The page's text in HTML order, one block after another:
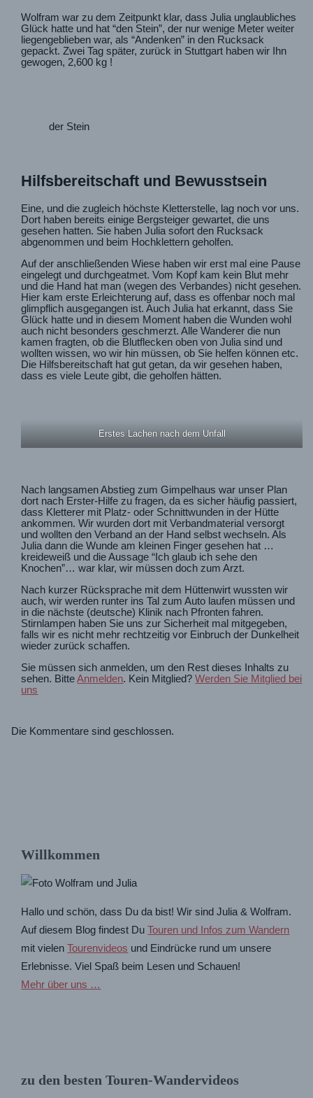
Willkommen
Hallo und schön, dass Du da bist! Wir sind Julia & Wolfram.
Auf diesem Blog findest DuTouren und Infos zum Wandern
mit vielenTourenvideos und Eindrücke rund um unsere
Erlebnisse. Viel Spaß beim Lesen und Schauen!
Mehr über uns …
zu den besten Touren-Wandervideos
Wolfram war zu dem Zeitpunkt klar, dass Julia unglaubliches
Glück hatte und hat “den Stein”, der nur wenige Meter weiter
liegengeblieben war, als “Andenken” in den Rucksack
gepackt. Zwei Tag später, zurück in Stuttgart haben wir Ihn
gewogen, 2,600 kg !
der Stein
Hilfsbereitschaft und Bewusstsein
Eine, und die zugleich höchste Kletterstelle, lag noch vor uns.
Dort haben bereits einige Bergsteiger gewartet, die uns
gesehen hatten. Sie haben Julia sofort den Rucksack
abgenommen und beim Hochklettern geholfen.
Auf der anschließenden Wiese haben wir erst mal eine Pause
eingelegt und durchgeatmet. Vom Kopf kam kein Blut mehr
und die Hand hat man (wegen des Verbandes) nicht gesehen.
Hier kam erste Erleichterung auf, dass es offenbar noch mal
glimpflich ausgegangen ist. Auch Julia hat erkannt, dass Sie
Glück hatte und in diesem Moment haben die Wunden wohl
auch nicht besonders geschmerzt. Alle Wanderer die nun
kamen fragten, ob die Blutflecken oben von Julia sind und
wollten wissen, wo wir hin müssen, ob Sie helfen können etc.
Die Hilfsbereitschaft hat gut getan, da wir gesehen haben,
dass es viele Leute gibt, die geholfen hätten.
Erstes Lachen nach dem Unfall
Nach langsamen Abstieg zum Gimpelhaus war unser Plan
dort nach Erster-Hilfe zu fragen, da es sicher häufig passiert,
dass Kletterer mit Platz- oder Schnittwunden in der Hütte
ankommen. Wir wurden dort mit Verbandmaterial versorgt
und wollten den Verband an der Hand selbst wechseln. Als
Julia dann die Wunde am kleinen Finger gesehen hat …
kreideweiß und die Aussage “Ich glaub ich sehe den
Knochen”… war klar, wir müssen doch zum Arzt.
Nach kurzer Rücksprache mit dem Hüttenwirt wussten wir
auch, wir werden runter ins Tal zum Auto laufen müssen und
in die nächste (deutsche) Klinik nach Pfronten fahren.
Stirnlampen haben Sie uns zur Sicherheit mal mitgegeben,
falls wir es nicht mehr rechtzeitig vor Einbruch der Dunkelheit
wieder zurück schaffen.
Sie müssen sich anmelden, um den Rest dieses Inhalts zu
sehen. BitteAnmelden. Kein Mitglied?Werden Sie Mitglied bei
uns
Die Kommentare sind geschlossen.